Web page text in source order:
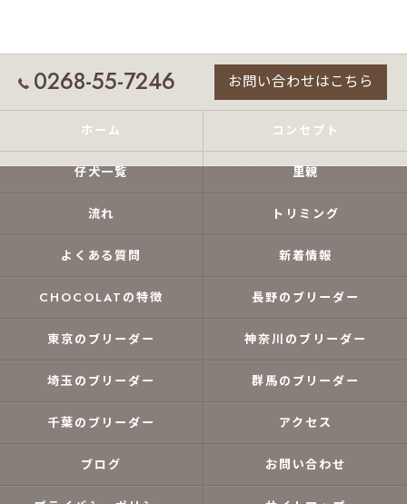
0268-55-7246 お問い合わせはこちら
ホーム コンセプト
仔犬一覧 里親
流れ トリミング
よくある質問 新着情報
CHOCOLATの特徴 長野のブリーダー
東京のブリーダー 神奈川のブリーダー
埼玉のブリーダー 群馬のブリーダー
千葉のブリーダー アクセス
ブログ お問い合わせ